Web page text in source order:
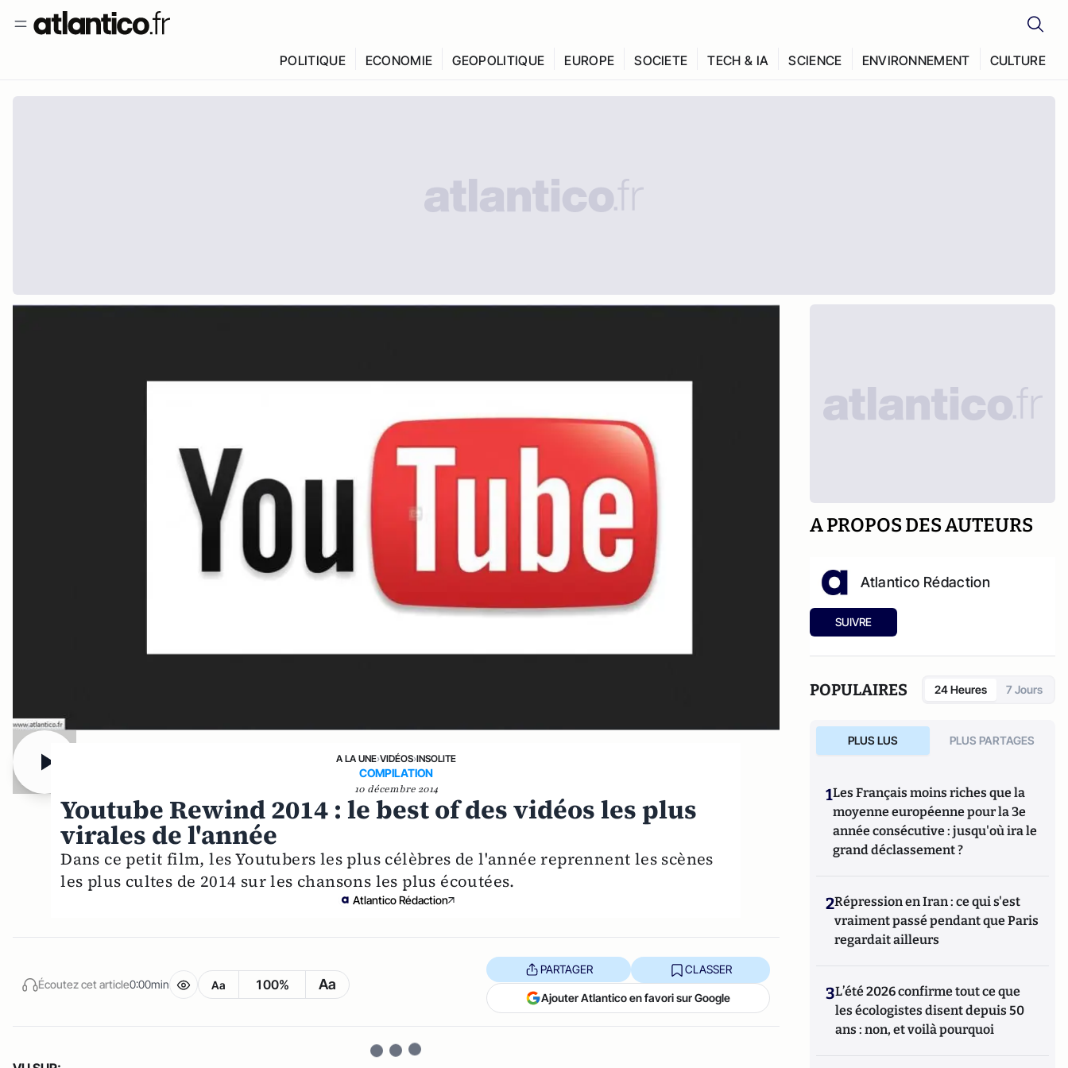
POLITIQUE ECONOMIE GEOPOLITIQUE EUROPE SOCIETE TECH & IA SCIENCE ENVIRONNEMENT CULTURE
A LA UNE›VIDÉOS›INSOLITE
COMPILATION
10 décembre 2014
Youtube Rewind 2014 : le best of des vidéos les plus
virales de l'année
Dans ce petit film, les Youtubers les plus célèbres de l'année reprennent les scènes
les plus cultes de 2014 sur les chansons les plus écoutées.
Atlantico Rédaction
Écoutez cet article0:00min Aa 100% Aa
PARTAGER CLASSER
Ajouter Atlantico en favori sur Google
A PROPOS DES AUTEURS
Atlantico Rédaction
SUIVRE
POPULAIRES 24 Heures 7 Jours
PLUS LUS PLUS PARTAGES
1Les Français moins riches que la
moyenne européenne pour la 3e
année consécutive : jusqu'où ira le
grand déclassement ?
2Répression en Iran : ce qui s'est
vraiment passé pendant que Paris
regardait ailleurs
3L’été 2026 confirme tout ce que
les écologistes disent depuis 50
ans : non, et voilà pourquoi